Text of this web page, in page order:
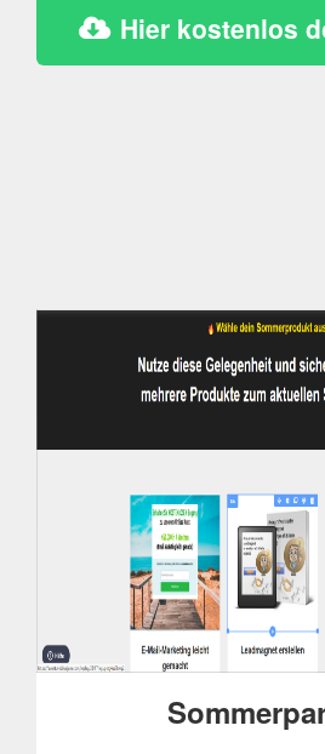
Hier kostenlos